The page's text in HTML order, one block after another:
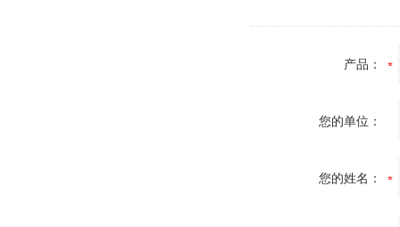
产品：
您的单位：
您的姓名：